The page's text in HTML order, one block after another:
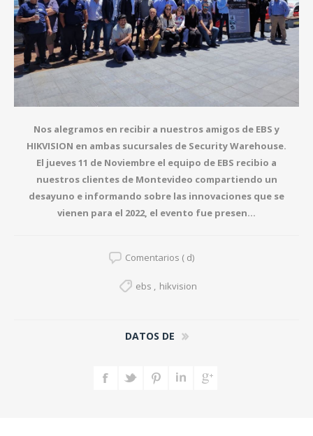
Nos alegramos en recibir a nuestros amigos de EBS y
HIKVISION en ambas sucursales de Security Warehouse.
El jueves 11 de Noviembre el equipo de EBS recibio a
nuestros clientes de Montevideo compartiendo un
desayuno e informando sobre las innovaciones que se
vienen para el 2022, el evento fue presen...
Comentarios ( d)
ebs , hikvision
DATOS DE